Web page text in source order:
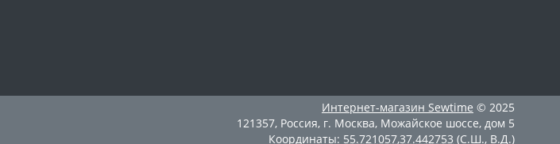
Интернет-магазин Sewtime © 2025
121357, Россия, г. Москва, Можайское шоссе, дом 5
Координаты: 55.721057,37.442753 (С.Ш., В.Д.)